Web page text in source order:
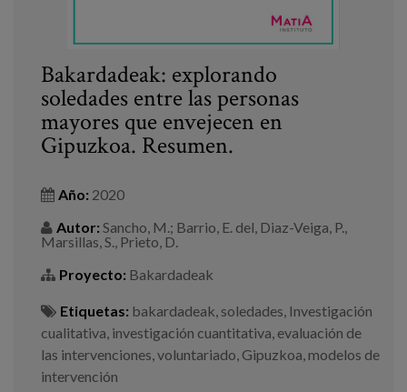
Bakardadeak: explorando
soledades entre las personas
mayores que envejecen en
Gipuzkoa. Resumen.
Año: 2020
Autor: Sancho, M.; Barrio, E. del, Diaz-Veiga, P.,
Marsillas, S., Prieto, D.
Proyecto: Bakardadeak
Etiquetas: bakardadeak, soledades, Investigación
cualitativa, investigación cuantitativa, evaluación de
las intervenciones,voluntariado, Gipuzkoa,modelos de
intervención